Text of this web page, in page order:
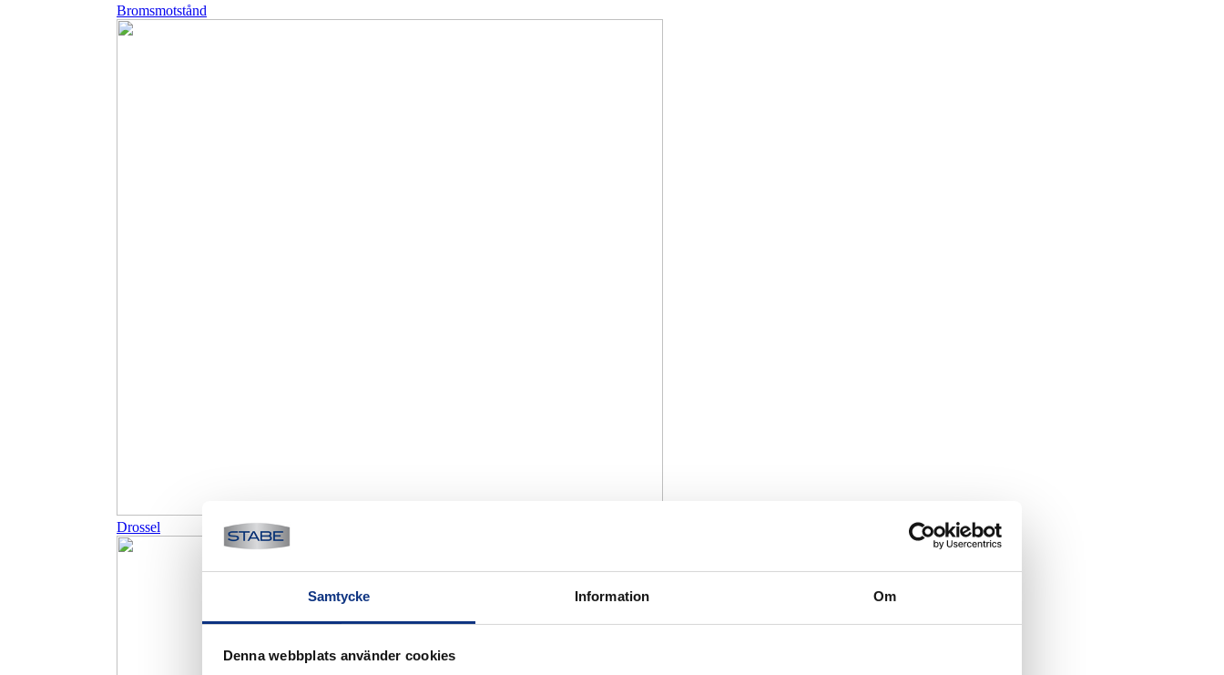
Samtycke Information Om
Denna webbplats använder cookies
Bromsmotstånd
Drossel